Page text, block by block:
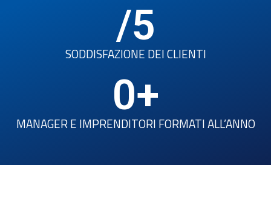
SODDISFAZIONE DEI CLIENTI
/5
MANAGER E IMPRENDITORI FORMATI ALL’ANNO
0+